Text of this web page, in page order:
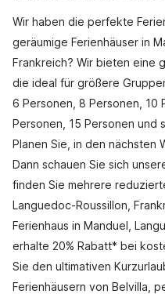
Wir haben die perfekte
geräumige Ferienhäuser in
Frankreich? Wir bieten eine
die ideal für größere
6 Personen, 8 Personen, 10
Personen, 15 Personen und
Planen Sie, in den nächsten
Dann schauen Sie sich
finden Sie mehrere
Languedoc-Roussillon,
Ferienhaus in Manduel,
erhalte 20% Rabatt* bei
Sie den ultimativen
Ferienhäusern von Belvilla,